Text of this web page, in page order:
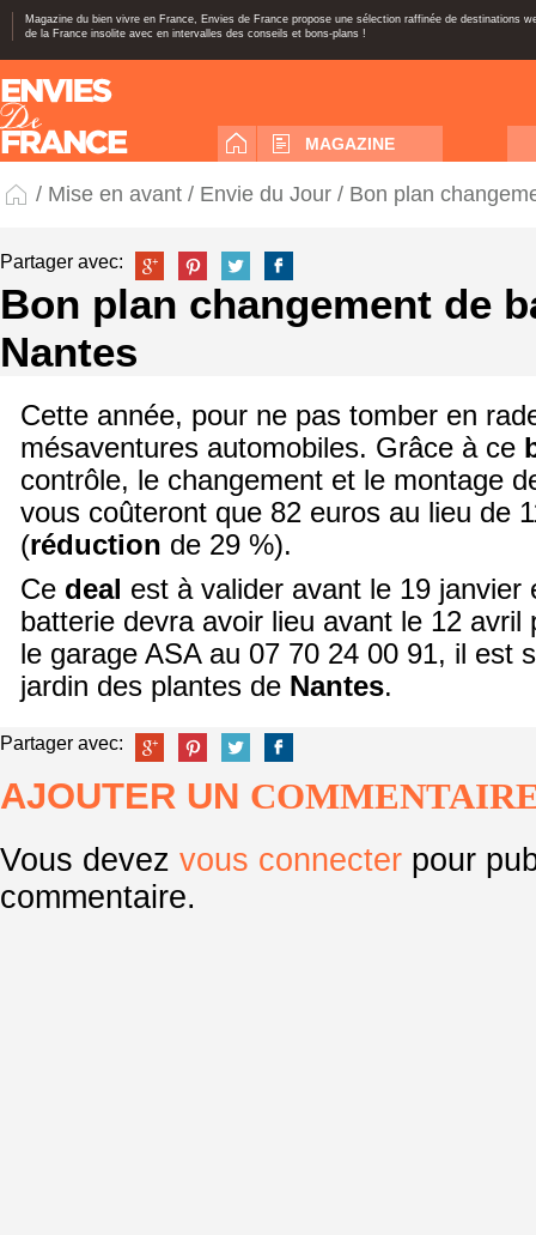
Magazine du bien vivre en France, Envies de France propose une sélection raffinée de destinations
de la France insolite avec en intervalles des conseils et bons-plans !
MAGAZINE
/ Mise en avant / Envie du Jour / Bon plan
Partager avec:
Bon plan changement de
Nantes
Cette année, pour ne pas tomber en
mésaventures automobiles. Grâce à ce
contrôle, le changement et le montage
vous coûteront que 82 euros au lieu de
(réduction de 29 %).
Ce deal est à valider avant le 19 janvier
batterie devra avoir lieu avant le 12 avril
le garage ASA au 07 70 24 00 91, il est
jardin des plantes de Nantes.
Partager avec:
AJOUTER UN
Vous devez vous connecter pour
commentaire.